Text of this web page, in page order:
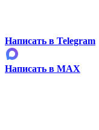
Написать в Telegram
Написать в MAX